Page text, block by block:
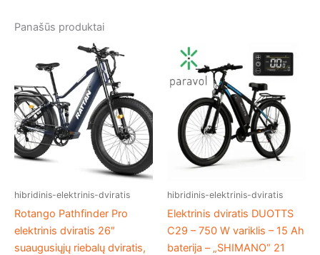
Panašūs produktai
hibridinis-elektrinis-dviratis
Rotango Pathfinder Pro
elektrinis dviratis 26″
suaugusiųjų riebalų dviratis,
hibridinis-elektrinis-dviratis
Elektrinis dviratis DUOTTS
C29 – 750 W variklis – 15 Ah
baterija – „SHIMANO“ 21